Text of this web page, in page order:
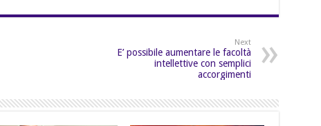
Next
E’ possibile aumentare le facoltà
intellettive con semplici
accorgimenti